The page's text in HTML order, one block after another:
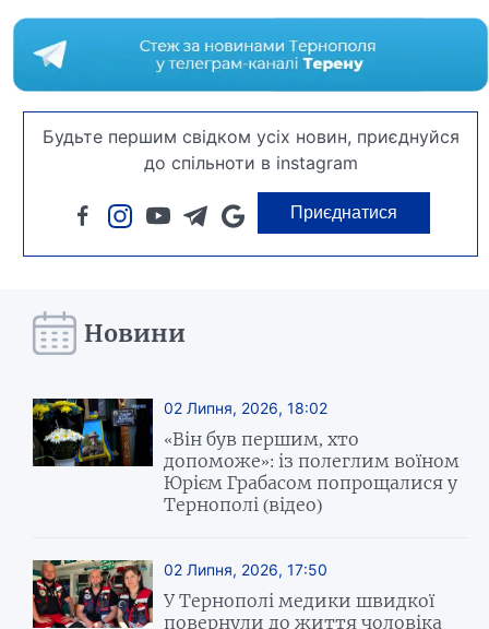
Будьте першим свідком усіх новин, приєднуйся
до спільноти в instagram
Приєднатися
Новини
02 Липня, 2026, 18:02
«Він був першим, хто
допоможе»: із полеглим воїном
Юрієм Грабасом попрощалися у
Тернополі (відео)
02 Липня, 2026, 17:50
У Тернополі медики швидкої
повернули до життя чоловіка